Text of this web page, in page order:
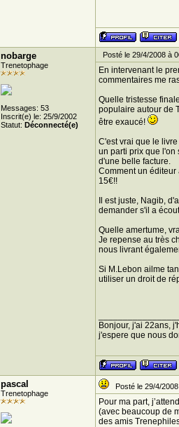
nobarge
Trenetophage
Messages: 53
Inscrit(e) le: 25/9/2002
Statut: Déconnecté(e)
Posté le 29/4/2008 à
En intervenant le
commentaires me
Quelle tristesse
populaire autour de
être exaucé!
C'est vrai que le
un parti prix que l'on
d'une belle facture.
Comment un
15€!!
Il est juste, Nagib,
demander s'il a
Quelle amertume,
Je repense au très
nous livrant
Si M.Lebon ailme
utiliser un droit de
Bonjour, j'ai 22ans,
j'espere que nous
pascal
Trenetophage
Posté le 29/4/
Pour ma part,
(avec beaucoup de
des amis